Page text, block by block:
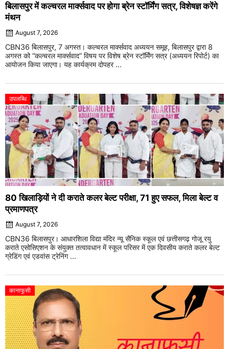
बिलासपुर में कल्चरल मार्क्सवाद पर होगा ब्रेन स्टॉर्मिंग सत्र, विशेषज्ञ करेंगे
मंथन
August 7, 2026
CBN36 बिलासपुर, 7 अगस्त। कल्चरल मार्क्सवाद अध्ययन समूह, बिलासपुर द्वारा 8
अगस्त को “कल्चरल मार्क्सवाद” विषय पर विशेष ब्रेन स्टॉर्मिंग सत्र (अध्ययन रिपोर्ट) का
आयोजन किया जाएगा। यह कार्यक्रम दोपहर ...
उपलब्धि
80 खिलाड़ियों ने दी कराते कलर बेल्ट परीक्षा, 71 हुए सफल, मिला बेल्ट व
प्रमाणपत्र
August 7, 2026
CBN36 बिलासपुर। आधारशिला विद्या मंदिर न्यू सैनिक स्कूल एवं छत्तीसगढ़ गोजू रयु
कराते एसोसिएशन के संयुक्त तत्वावधान में स्कूल परिसर में एक दिवसीय कराते कलर बेल्ट
ग्रेडिंग एवं एडवांस ट्रेनिंग ...
कानाफूसी